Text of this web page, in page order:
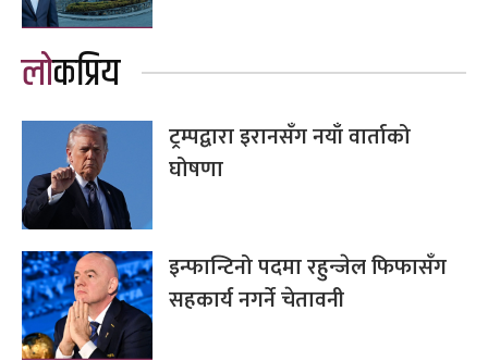
लोकप्रिय
ट्रम्पद्वारा इरानसँग नयाँ वार्ताको
घोषणा
इन्फान्टिनो पदमा रहुन्जेल फिफासँग
सहकार्य नगर्ने चेतावनी